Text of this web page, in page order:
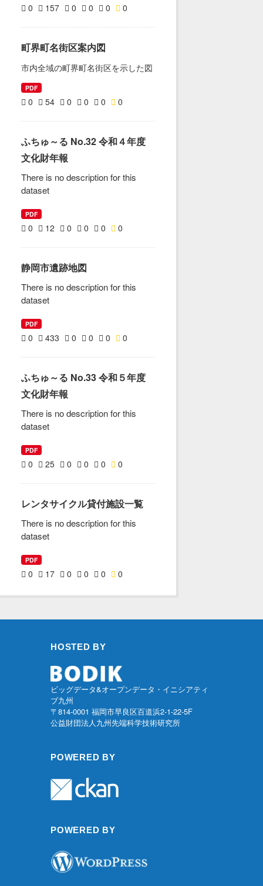
0 157 0 0 0 0
町界町名街区案内図
市内全域の町界町名街区を示した図
PDF
0 54 0 0 0 0
ふちゅ～る No.32 令和４年度
文化財年報
There is no description for this
dataset
PDF
0 12 0 0 0 0
静岡市遺跡地図
There is no description for this
dataset
PDF
0 433 0 0 0 0
ふちゅ～る No.33 令和５年度
文化財年報
There is no description for this
dataset
PDF
0 25 0 0 0 0
レンタサイクル貸付施設一覧
There is no description for this
dataset
PDF
0 17 0 0 0 0
HOSTED BY
ビッグデータ&オープンデータ・イニシアティ
ブ九州
〒814-0001 福岡市早良区百道浜2-1-22-5F
公益財団法人九州先端科学技術研究所
POWERED BY
POWERED BY